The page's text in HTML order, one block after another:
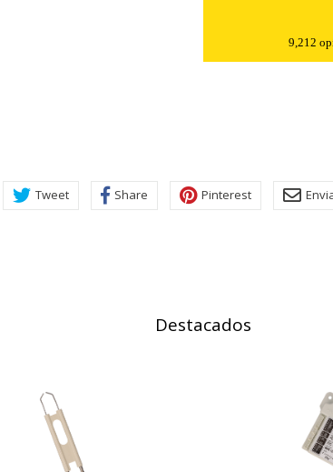
9,212
Tweet Share Pinterest
Destacados
las visitas y fuentes de tráfico para poder evaluar
las más o menos visitadas, y cómo los visitantes